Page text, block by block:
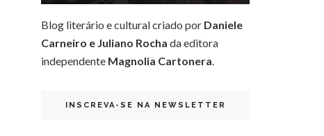
Blog literário e cultural criado por Daniele
Carneiro e Juliano Rocha da editora
independente Magnolia Cartonera.
INSCREVA-SE NA NEWSLETTER